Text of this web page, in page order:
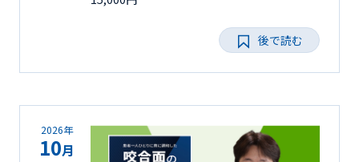
後で読む
2026年
10月